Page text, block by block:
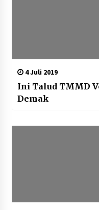
4 Juli 2019
Ini Talud TMMD
Demak